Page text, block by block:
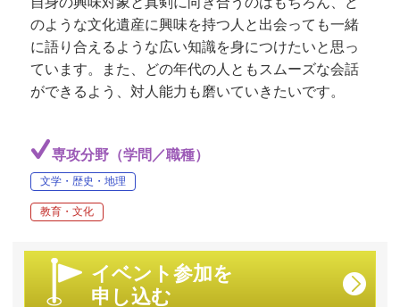
のような文化遺産に興味を持つ人と出会っても一緒
に語り合えるような広い知識を身につけたいと思っ
ています。また、どの年代の人ともスムーズな会話
ができるよう、対人能力も磨いていきたいです。
専攻分野（学問／職種）
文学・歴史・地理
教育・文化
イベント参加を
申し込む